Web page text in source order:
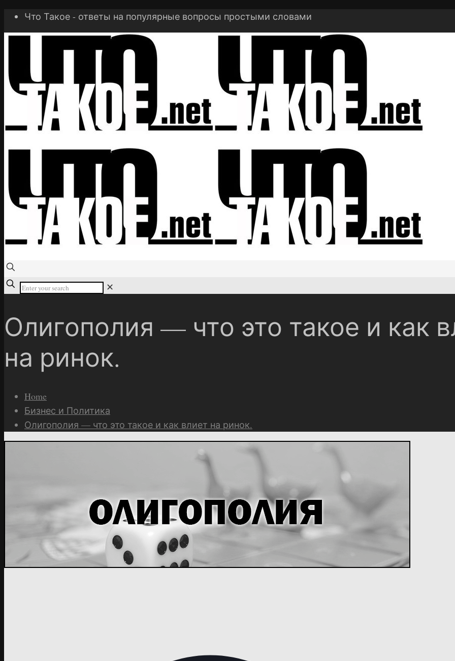
Что Такое - ответы на популярные вопросы простыми словами
✕
Олигополия — что это такое и как
на ринок.
Home
Бизнес и Политика
Олигополия — что это такое и как влиет на ринок.